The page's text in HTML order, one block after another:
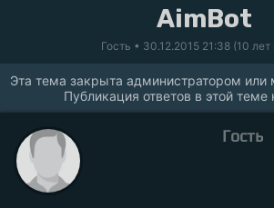
AimBot
Гость • 30.12.2015 21:38 (10 лет
Эта тема закрыта администратором или
Публикация ответов в этой теме
Гость